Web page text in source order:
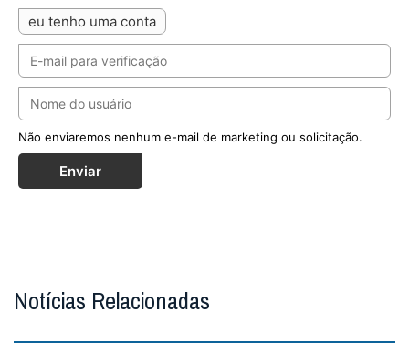
eu tenho uma conta
Não enviaremos nenhum e-mail de marketing ou solicitação.
Enviar
Notícias Relacionadas